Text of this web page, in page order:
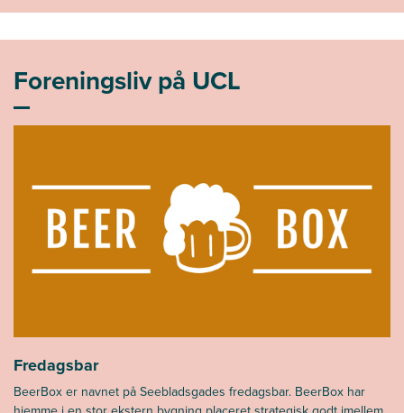
Foreningsliv på UCL
Fredagsbar
BeerBox er navnet på Seebladsgades fredagsbar. BeerBox har